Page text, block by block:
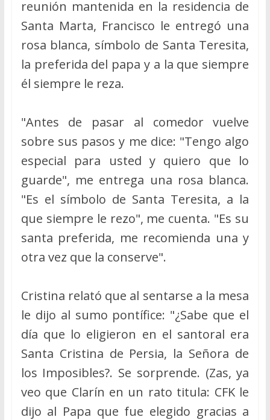
reunión mantenida en la residencia de
Santa Marta, Francisco le entregó una
rosa blanca, símbolo de Santa Teresita,
la preferida del papa y a la que siempre
él siempre le reza.
"Antes de pasar al comedor vuelve
sobre sus pasos y me dice: "Tengo algo
especial para usted y quiero que lo
guarde", me entrega una rosa blanca.
"Es el símbolo de Santa Teresita, a la
que siempre le rezo", me cuenta. "Es su
santa preferida, me recomienda una y
otra vez que la conserve".
Cristina relató que al sentarse a la mesa
le dijo al sumo pontífice: "¿Sabe que el
día que lo eligieron en el santoral era
Santa Cristina de Persia, la Señora de
los Imposibles?. Se sorprende. (Zas, ya
veo que Clarín en un rato titula: CFK le
dijo al Papa que fue elegido gracias a